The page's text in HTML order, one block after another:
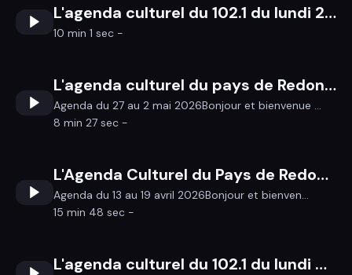
L'agenda culturel du 102.1 du lundi 27 avril au dimanche 3 mai 2026
10 min 1 sec -
L'agenda culturel du pays de Redon du 28 au 3 mai
Agenda du 27 au 2 mai 2026Bonjour et bienvenue ...
8 min 27 sec -
L'Agenda Culturel du Pays de Redon du 13 au 19 Avril
Agenda du 13 au 19 avril 2026Bonjour et bienven...
15 min 48 sec -
L'agenda culturel du 102.1 du lundi 6 avril au dimanche 12 avril 2026